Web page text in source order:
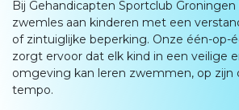
Bij Gehandicapten Sportclub
zwemles aan kinderen met een
of zintuiglijke beperking. Onze één-op-
zorgt ervoor dat elk kind in een veilige
omgeving kan leren zwemmen, op zijn
tempo.